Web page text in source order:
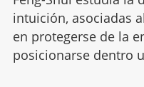
intuición, asociadas
en protegerse de la
posicionarse dentro